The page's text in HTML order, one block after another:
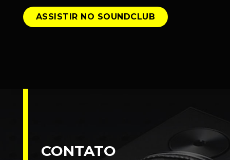
ASSISTIR NO SOUNDCLUB
CONTATO